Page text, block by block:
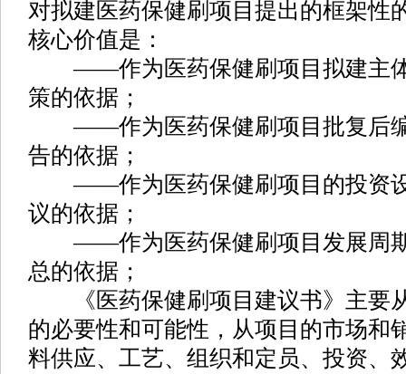
对拟建医药保健刷项目提出的框架性
核心价值是：
——作为医药保健刷项目拟建主体
策的依据；
——作为医药保健刷项目批复后编
告的依据；
——作为医药保健刷项目的投资设
议的依据；
——作为医药保健刷项目发展周期
总的依据；
《医药保健刷项目建议书》主要
的必要性和可能性，从项目的市场和
料供应、工艺、组织和定员、投资、